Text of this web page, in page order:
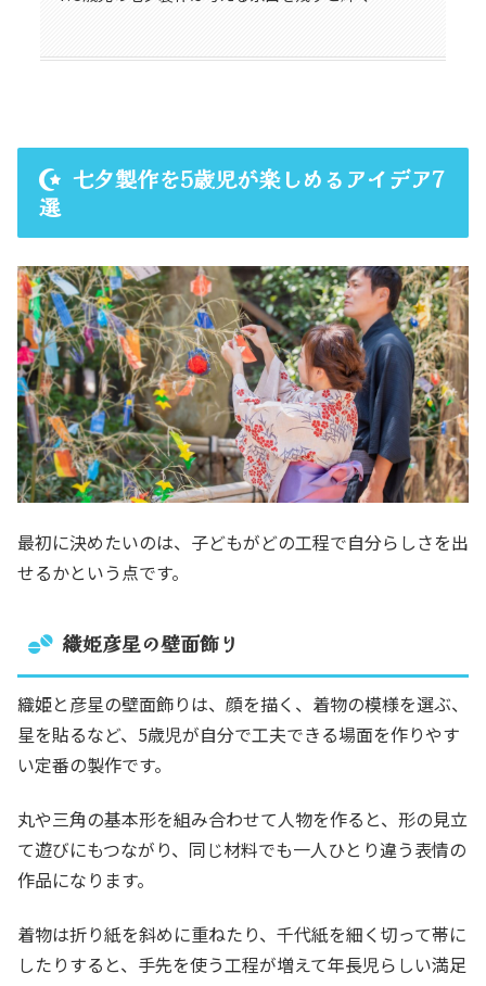
七夕製作を5歳児が楽しめるアイデア7
選
最初に決めたいのは、子どもがどの工程で自分らしさを出
せるかという点です。
織姫彦星の壁面飾り
織姫と彦星の壁面飾りは、顔を描く、着物の模様を選ぶ、
星を貼るなど、5歳児が自分で工夫できる場面を作りやす
い定番の製作です。
丸や三角の基本形を組み合わせて人物を作ると、形の見立
て遊びにもつながり、同じ材料でも一人ひとり違う表情の
作品になります。
着物は折り紙を斜めに重ねたり、千代紙を細く切って帯に
したりすると、手先を使う工程が増えて年長児らしい満足